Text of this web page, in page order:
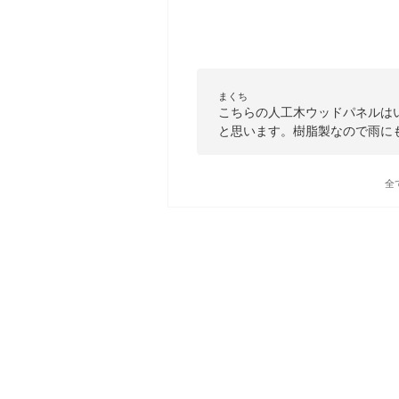
まくち
こちらの人工木ウッドパネル
と思います。樹脂製なので雨
全